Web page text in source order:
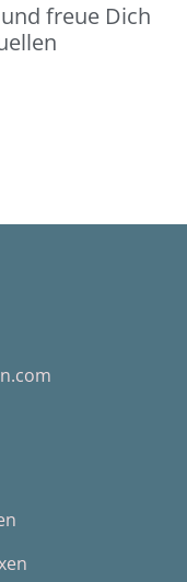
freue Dich